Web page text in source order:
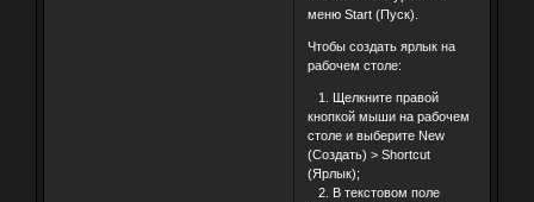
меню Start (Пуск).
Чтобы создать ярлык на
рабочем столе:
1. Щелкните правой
кнопкой мыши на рабочем
столе и выберите New
(Создать) > Shortcut
(Ярлык);
2. В текстовом поле